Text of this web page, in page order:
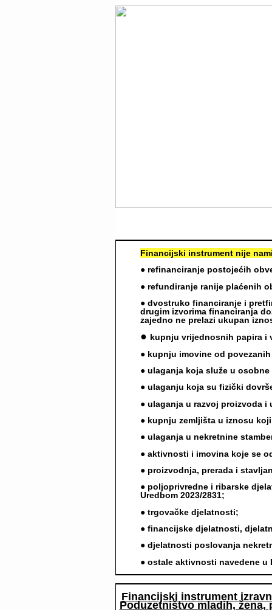
Financijski instrument nije
● refinanciranje postojećih
● refundiranje ranije plaćenih
● dvostruko financiranje i
drugim izvorima financiranja
zajedno ne prelazi ukupan
● kupnju vrijednosnih papira i
● kupnju imovine od
● ulaganja koja služe u osobne
● ulaganju koja su fizički
● ulaganja u razvoj proizvoda i
● kupnju zemljišta u iznosu
● ulaganja u nekretnine
● aktivnosti i imovina koje se
● proizvodnja, prerada i
● poljoprivredne i ribarske
Uredbom 2023/2831;
● trgovačke djelatnosti;
● financijske djelatnosti,
● djelatnosti poslovanja
● ostale aktivnosti navedene
Financijski instrument
Poduzetništvo mladih,